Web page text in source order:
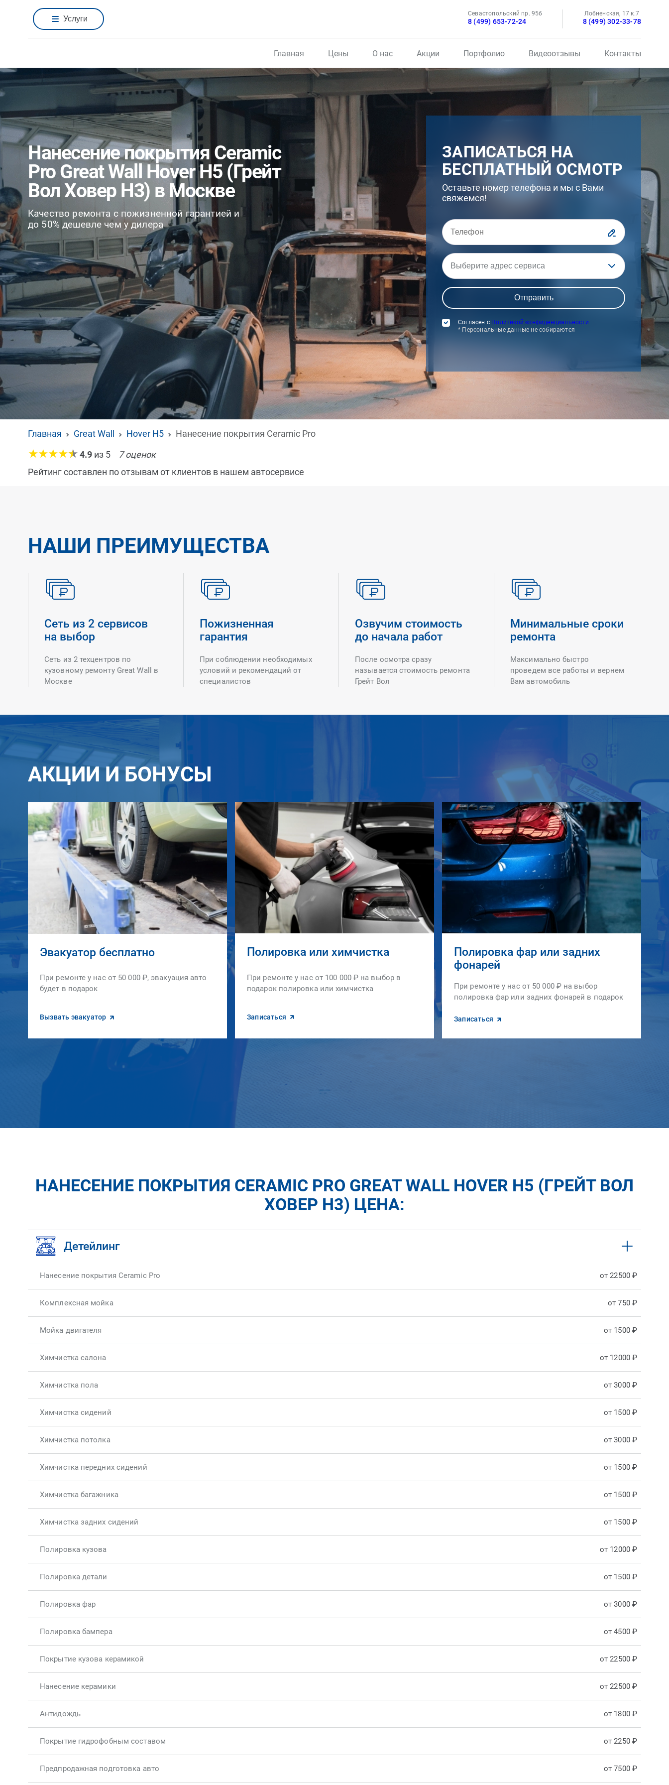
Услуги
Севастопольский пр. 95б
8 (499) 653-72-24
Лобненская, 17 к.7
8 (499) 302-33-78
Главная Цены О нас Акции Портфолио Видеоотзывы Контакты
Нанесение покрытия Ceramic
Pro Great Wall Hover H5 (Грейт
Вол Ховер H3) в Москве
Качество ремонта с пожизненной гарантией и
до 50% дешевле чем у дилера
ЗАПИСАТЬСЯ НА
БЕСПЛАТНЫЙ ОСМОТР
Оставьте номер телефона и мы с Вами
свяжемся!
Выберите адрес сервиса
Согласен с Политикой конфиденциальности
* Персональные данные не собираются
Главная Great Wall Hover H5
Нанесение покрытия Ceramic Pro
4.9 из 5 7оценок
Рейтинг составлен по отзывам от клиентов в нашем автосервисе
НАШИ ПРЕИМУЩЕСТВА
Сеть из 2 сервисов
на выбор
Сеть из 2 техцентров по
кузовному ремонту Great Wall в
Москве
Пожизненная
гарантия
При соблюдении необходимых
условий и рекомендаций от
специалистов
Озвучим стоимость
до начала работ
После осмотра сразу
называется стоимость ремонта
Грейт Вол
Минимальные сроки
ремонта
Максимально быстро
проведем все работы и вернем
Вам автомобиль
АКЦИИ И БОНУСЫ
Эвакуатор бесплатно
При ремонте у нас от 50 000 ₽, эвакуация авто
будет в подарок
Вызвать эвакуатор
Полировка или химчистка
При ремонте у нас от 100 000 ₽ на выбор в
подарок полировка или химчистка
Записаться
Полировка фар или задних
фонарей
При ремонте у нас от 50 000 ₽ на выбор
полировка фар или задних фонарей в подарок
Записаться
НАНЕСЕНИЕ ПОКРЫТИЯ CERAMIC PRO GREAT WALL HOVER H5 (ГРЕЙТ ВОЛ
ХОВЕР H3) ЦЕНА:
Детейлинг
Нанесение покрытия Ceramic Pro от 22500 ₽
Комплексная мойка от 750 ₽
Мойка двигателя от 1500 ₽
Химчистка салона от 12000 ₽
Химчистка пола от 3000 ₽
Химчистка сидений от 1500 ₽
Химчистка потолка от 3000 ₽
Химчистка передних сидений от 1500 ₽
Химчистка багажника от 1500 ₽
Химчистка задних сидений от 1500 ₽
Полировка кузова от 12000 ₽
Полировка детали от 1500 ₽
Полировка фар от 3000 ₽
Полировка бампера от 4500 ₽
Покрытие кузова керамикой от 22500 ₽
Нанесение керамики от 22500 ₽
Антидождь от 1800 ₽
Покрытие гидрофобным составом от 2250 ₽
Предпродажная подготовка авто от 7500 ₽